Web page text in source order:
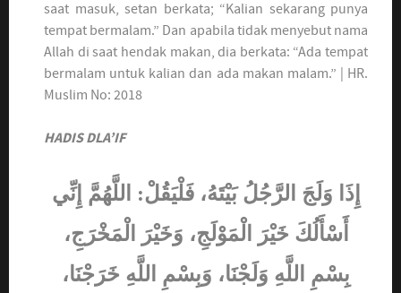
saat masuk, setan berkata; “Kalian sekarang punya
tempat bermalam.” Dan apabila tidak menyebut nama
Allah di saat hendak makan, dia berkata: “Ada tempat
bermalam untuk kalian dan ada makan malam.” | HR.
Muslim No: 2018
HADIS DLA’IF
إِذَا وَلَجَ الرَّجُلُ بَيْتَهُ، فَلْيَقُلْ: اللَّهُمَّ إِنِّي
أَسْأَلُكَ خَيْرَ الْمَوْلَجِ، وَخَيْرَ الْمَخْرَجِ،
بِسْمِ اللَّهِ وَلَجْنَا، وَبِسْمِ اللَّهِ خَرَجْنَا،